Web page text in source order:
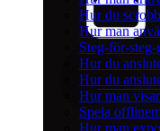
Hur du
Hur man
Steg-för-
Hur du
Hur du
Hur man
Spela
Hur man